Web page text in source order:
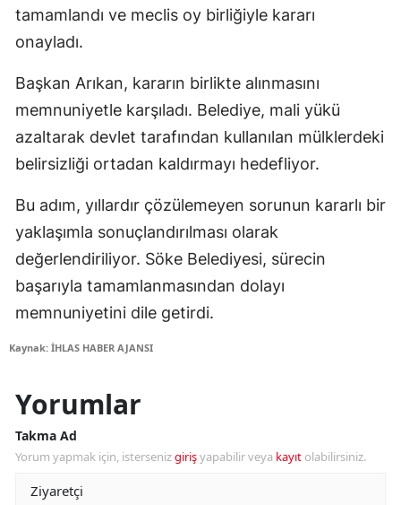
tamamlandı ve meclis oy birliğiyle kararı
onayladı.
Başkan Arıkan, kararın birlikte alınmasını
memnuniyetle karşıladı. Belediye, mali yükü
azaltarak devlet tarafından kullanılan mülklerdeki
belirsizliği ortadan kaldırmayı hedefliyor.
Bu adım, yıllardır çözülemeyen sorunun kararlı bir
yaklaşımla sonuçlandırılması olarak
değerlendiriliyor. Söke Belediyesi, sürecin
başarıyla tamamlanmasından dolayı
memnuniyetini dile getirdi.
Kaynak: İHLAS HABER AJANSI
Yorumlar
Takma Ad
Yorum yapmak için, istersenizgirişyapabilir veya kayıt olabilirsiniz.